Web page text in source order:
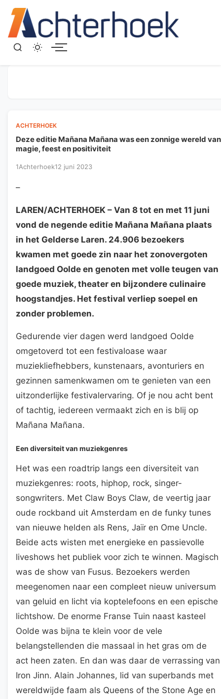
ACHTERHOEK
Deze editie Mañana Mañana was een zonnige wereld van
magie, feest en positiviteit
1Achterhoek12 juni 2023
–
LAREN/ACHTERHOEK – Van 8 tot en met 11 juni
vond de negende editie Mañana Mañana plaats
in het Gelderse Laren. 24.906 bezoekers
kwamen met goede zin naar het zonovergoten
landgoed Oolde en genoten met volle teugen van
goede muziek, theater en bijzondere culinaire
hoogstandjes. Het festival verliep soepel en
zonder problemen.
Gedurende vier dagen werd landgoed Oolde
omgetoverd tot een festivaloase waar
muziekliefhebbers, kunstenaars, avonturiers en
gezinnen samenkwamen om te genieten van een
uitzonderlijke festivalervaring. Of je nou acht bent
of tachtig, iedereen vermaakt zich en is blij op
Mañana Mañana.
Een diversiteit van muziekgenres
Het was een roadtrip langs een diversiteit van
muziekgenres: roots, hiphop, rock, singer-
songwriters. Met Claw Boys Claw, de veertig jaar
oude rockband uit Amsterdam en de funky tunes
van nieuwe helden als Rens, Jaïr en Ome Uncle.
Beide acts wisten met energieke en passievolle
liveshows het publiek voor zich te winnen. Magisch
was de show van Fusus. Bezoekers werden
meegenomen naar een compleet nieuw universum
van geluid en licht via koptelefoons en een epische
lichtshow. De enorme Franse Tuin naast kasteel
Oolde was bijna te klein voor de vele
belangstellenden die massaal in het gras om de
act heen zaten. En dan was daar de verrassing van
Iron Jinn. Alain Johannes, lid van superbands met
wereldwijde faam als Queens of the Stone Age en